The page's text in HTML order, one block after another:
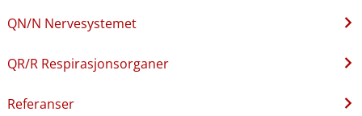
QN​/​N Nervesystemet
QR​/​R Respirasjonsorganer
Referanser